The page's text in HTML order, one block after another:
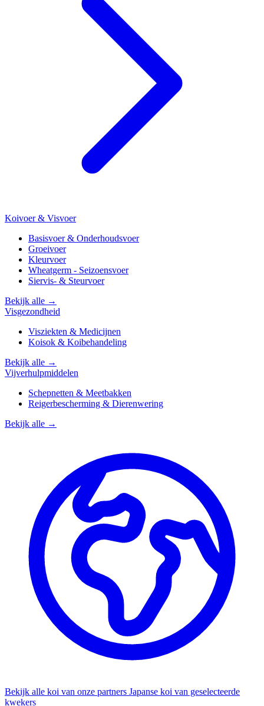
Koivoer & Visvoer
Basisvoer & Onderhoudsvoer
Groeivoer
Kleurvoer
Wheatgerm - Seizoensvoer
Siervis- & Steurvoer
Bekijk alle →
Visgezondheid
Visziekten & Medicijnen
Koisok & Koibehandeling
Bekijk alle →
Vijverhulpmiddelen
Schepnetten & Meetbakken
Reigerbescherming & Dierenwering
Bekijk alle →
Bekijk alle koi van onze partners Japanse koi van geselecteerde
kwekers